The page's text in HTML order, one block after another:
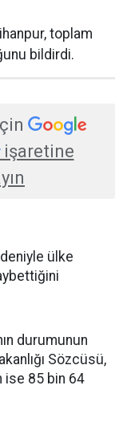
toplam
bildirdi.
işaretine
ülke
durumunun
Sözcüsü,
ise 85 bin 64